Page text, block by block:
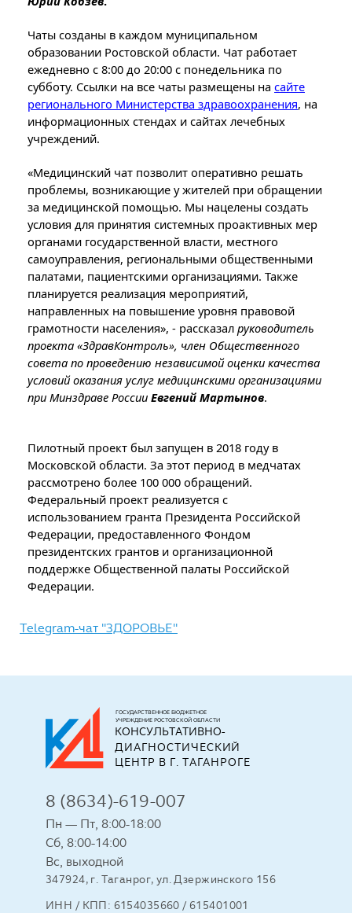
Чаты созданы в каждом муниципальном
образовании Ростовской области. Чат работает
ежедневно с 8:00 до 20:00 с понедельника по
субботу. Ссылки на все чаты размещены на сайте
регионального Министерства здравоохранения, на
информационных стендах и сайтах лечебных
учреждений.
«Медицинский чат позволит оперативно решать
проблемы, возникающие у жителей при обращении
за медицинской помощью. Мы нацелены создать
условия для принятия системных проактивных мер
органами государственной власти, местного
самоуправления, региональными общественными
палатами, пациентскими организациями. Также
планируется реализация мероприятий,
направленных на повышение уровня правовой
грамотности населения», - рассказал руководитель
проекта «ЗдравКонтроль», член Общественного
совета по проведению независимой оценки качества
условий оказания услуг медицинскими организациями
при Минздраве России Евгений Мартынов.
Пилотный проект был запущен в 2018 году в
Московской области. За этот период в медчатах
рассмотрено более 100 000 обращений.
Федеральный проект реализуется с
использованием гранта Президента Российской
Федерации, предоставленного Фондом
президентских грантов и организационной
поддержке Общественной палаты Российской
Федерации.
Telegram-чат "ЗДОРОВЬЕ"
КОНСУЛЬТАТИВНО-
ДИАГНОСТИЧЕСКИЙ
ЦЕНТР В Г. ТАГАНРОГЕ
ГОСУДАРСТВЕННОЕ БЮДЖЕТНОЕ
УЧРЕЖДЕНИЕ РОСТОВСКОЙ ОБЛАСТИ
8 (8634)-619-007
Пн — Пт, 8:00-18:00
Сб, 8:00-14:00
Вс, выходной
347924, г. Таганрог, ул. Дзержинского 156
ИНН / КПП: 6154035660 / 615401001